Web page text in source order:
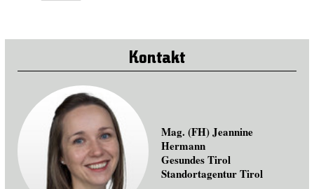
Kontakt
Mag. (FH) Jeannine
Hermann
Gesundes Tirol
Standortagentur Tirol